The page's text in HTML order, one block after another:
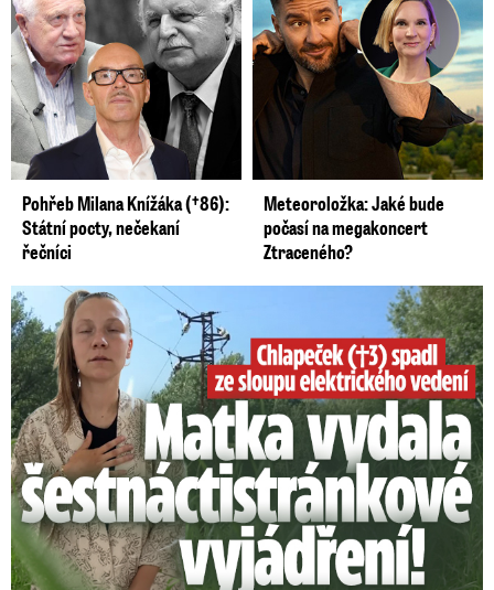
Pohřeb Milana Knížáka (†86):
Státní pocty, nečekaní
řečníci
Meteoroložka: Jaké bude
počasí na megakoncert
Ztraceného?
Smrtelný pád chlapce: Matka vydala vyjádření na 16 stran